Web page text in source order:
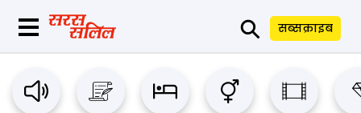
⚲ सब्सक्राइब